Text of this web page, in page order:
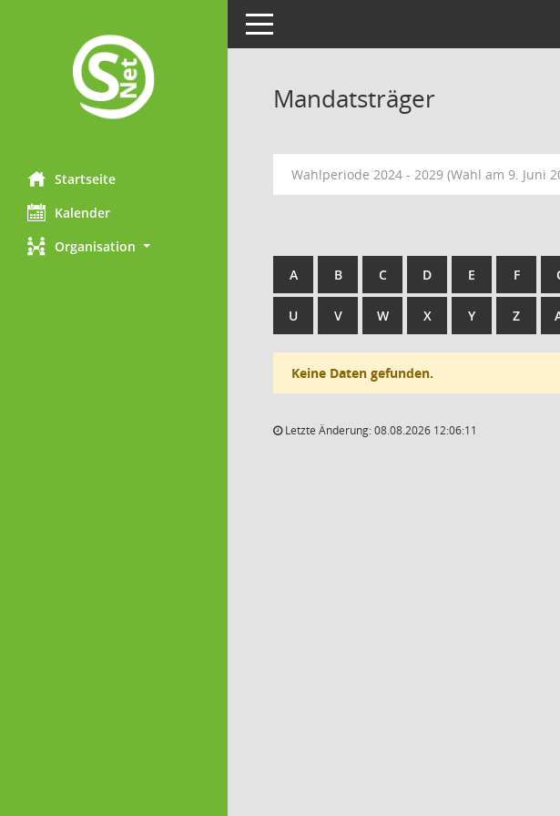
Startseite
Kalender
Organisation
Toggle navigation
Mandatsträger
Wahlperiode 2024 - 2029 (Wahl am 9. Juni
A B C D E F
U V W X Y Z
Keine Daten gefunden.
Letzte Änderung: 08.08.2026 12:06:11